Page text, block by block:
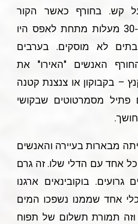
על קש. בחורף כאשר הקור
לפעמים הגיע ל-30 מעלות מתחת לאפס היו
לא מוסקים. בערבים
האנשים "האירו" את
– בקבוקון או צנצנת קטנה
פתיל מסמרטוטים שבקושי
מבארות בעיירה והאנשים
אחד עם הדלי שלו. זה גרם
גרועים. בוקובינאים ארגנו
אחד שממנו נשפכו המים
תמורת תשלום של תפוח